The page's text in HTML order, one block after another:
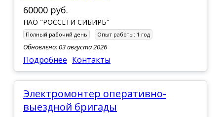
60000 руб.
ПАО "РОССЕТИ СИБИРЬ"
Полный рабочий день Опыт работы: 1 год
Обновлено: 03 августа 2026
Подробнее Контакты
Электромонтер оперативно-
выездной бригады